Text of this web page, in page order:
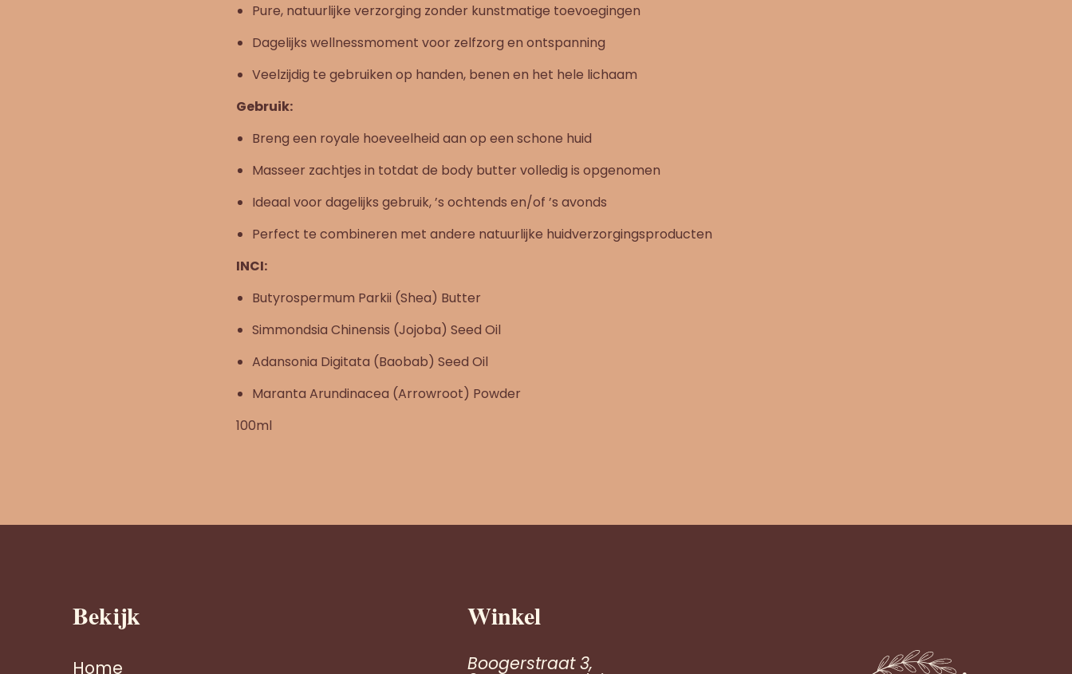
Pure, natuurlijke verzorging zonder kunstmatige toevoegingen
Dagelijks wellnessmoment voor zelfzorg en ontspanning
Veelzijdig te gebruiken op handen, benen en het hele lichaam
Gebruik:
Breng een royale hoeveelheid aan op een schone huid
Masseer zachtjes in totdat de body butter volledig is opgenomen
Ideaal voor dagelijks gebruik, ’s ochtends en/of ’s avonds
Perfect te combineren met andere natuurlijke huidverzorgingsproducten
INCI:
Butyrospermum Parkii (Shea) Butter
Simmondsia Chinensis (Jojoba) Seed Oil
Adansonia Digitata (Baobab) Seed Oil
Maranta Arundinacea (Arrowroot) Powder
100ml
Bekijk
Home
Winkel
Boogerstraat 3,